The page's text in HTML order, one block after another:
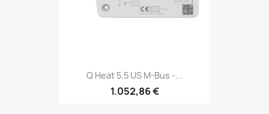
Q Heat 5.5 US M-Bus -...
1.052,86 €